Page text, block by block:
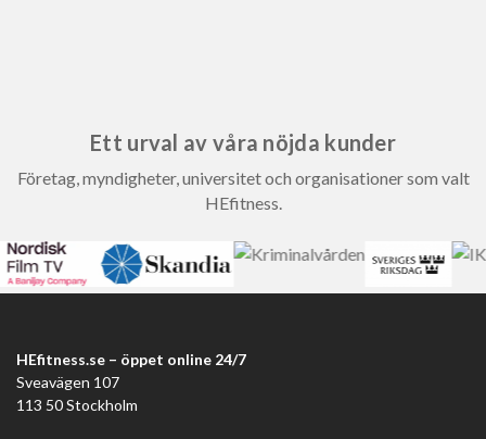
Ett urval av våra nöjda kunder
Företag, myndigheter, universitet och organisationer som valt
HEfitness.
HEfitness.se – öppet online 24/7
Sveavägen 107
113 50 Stockholm